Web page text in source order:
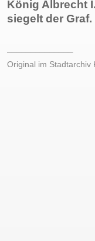
König Albrecht
siegelt der Graf.
Original im Stadtarchiv